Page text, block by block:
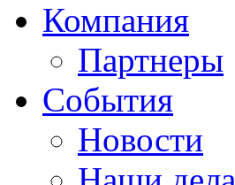
Компания
Партнеры
События
Новости